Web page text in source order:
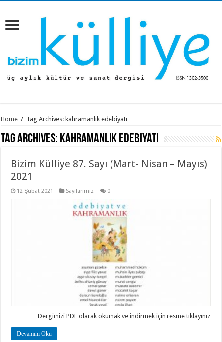
Home / Tag Archives: kahramanlık edebiyatı
Tag Archives: kahramanlık edebiyatı
Bizim Külliye 87. Sayı (Mart- Nisan – Mayıs)
2021
12 Şubat 2021 Sayılarımız 0
Dergimizi PDF olarak okumak ve indirmek için resme tıklayınız
Devamını Oku